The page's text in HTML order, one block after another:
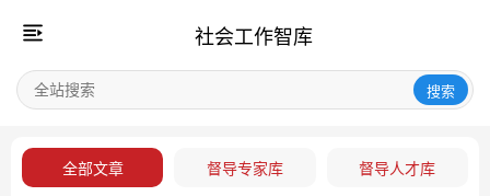
社会工作智库
搜索
全部文章 督导专家库 督导人才库